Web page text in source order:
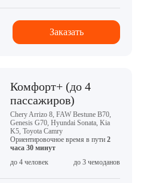
Заказать
Комфорт+ (до 4
пассажиров)
Chery Arrizo 8, FAW Bestune B70,
Genesis G70, Hyundai Sonata, Kia
K5, Toyota Camry
Ориентировочное время в пути 2
часа 30 минут
до 4 человек
до 3 чемоданов